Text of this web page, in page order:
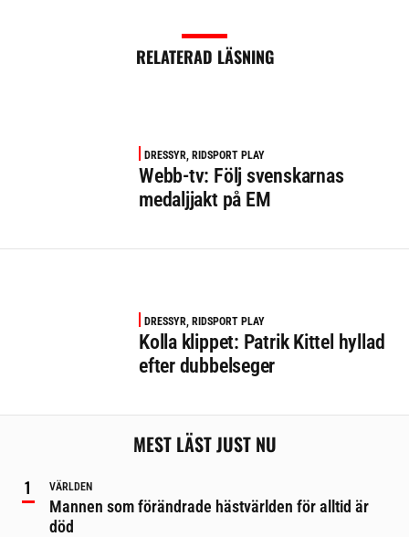
RELATERAD LÄSNING
DRESSYR, RIDSPORT PLAY
Webb-tv: Följ svenskarnas
medaljjakt på EM
DRESSYR, RIDSPORT PLAY
Kolla klippet: Patrik Kittel hyllad
efter dubbelseger
MEST LÄST JUST NU
VÄRLDEN
Mannen som förändrade hästvärlden för alltid är
död